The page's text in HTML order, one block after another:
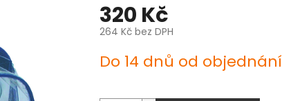
320 Kč
264 Kč bez DPH
cena:
Do 14 dnů od objednání